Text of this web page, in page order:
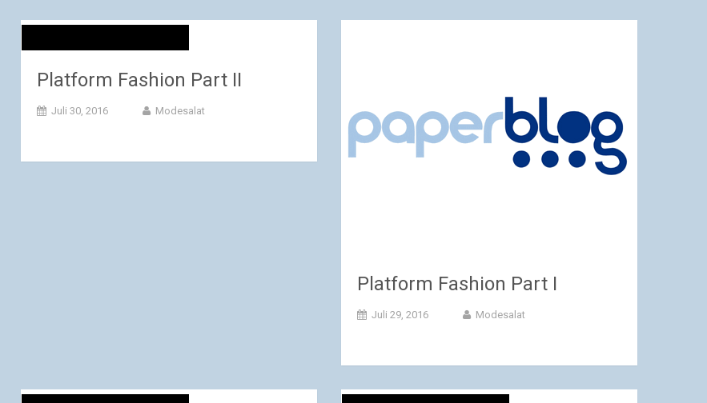
Platform Fashion Part II
Juli 30, 2016 Modesalat
Platform Fashion Part I
Juli 29, 2016 Modesalat